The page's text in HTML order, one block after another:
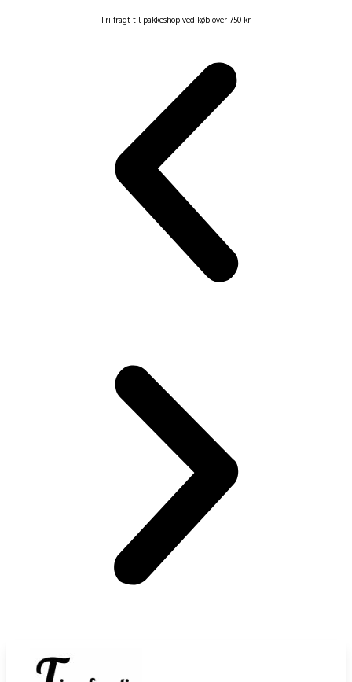
Fri fragt til pakkeshop ved køb over 750 kr